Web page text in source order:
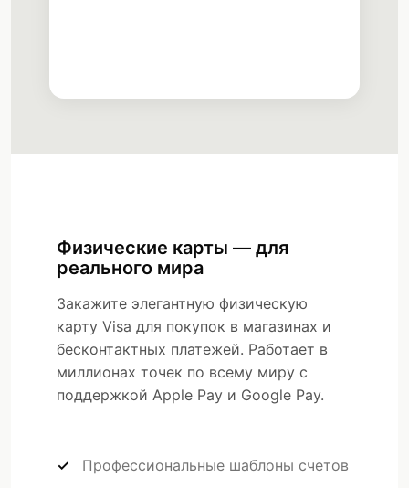
Физические карты — для
реального мира
Закажите элегантную физическую
карту Visa для покупок в магазинах и
бесконтактных платежей. Работает в
миллионах точек по всему миру с
поддержкой Apple Pay и Google Pay.
Профессиональные шаблоны счетов